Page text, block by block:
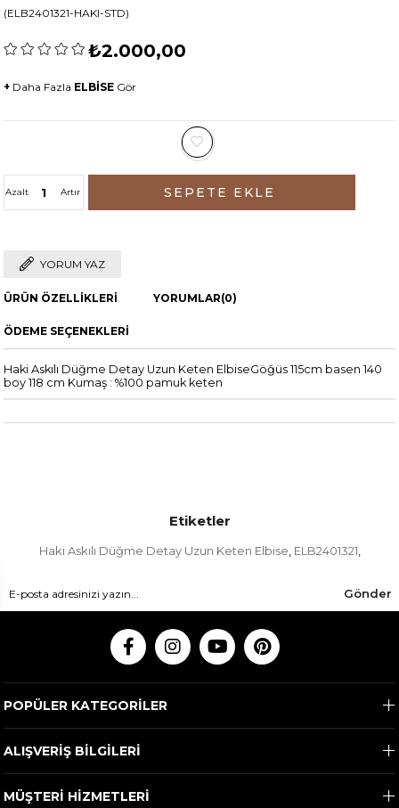
(ELB2401321-HAKI-STD)
₺2.000,00
+ Daha Fazla ELBİSE Gör
Artır
Azalt
YORUM YAZ
ÜRÜN ÖZELLIKLERI YORUMLAR(0)
ÖDEME SEÇENEKLERI
Haki Askılı Düğme Detay Uzun Keten ElbiseGöğüs 115cm basen 140
boy 118 cm Kumaş : %100 pamuk keten
Etiketler
Haki Askılı Düğme Detay Uzun Keten Elbise, ELB2401321,
Gönder
POPÜLER KATEGORİLER
ALIŞVERİŞ BİLGİLERİ
MÜŞTERİ HİZMETLERİ